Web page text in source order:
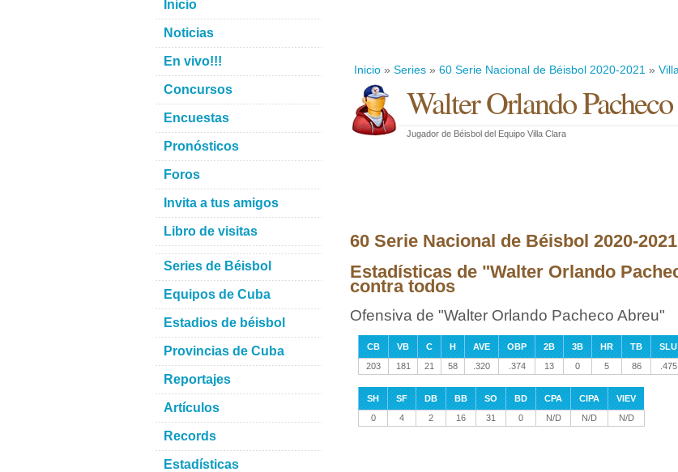
Inicio » Series » 60 Serie Nacional de Béisbol 2020-2021 »
Walter Orlando
Jugador de Béisbol del Equipo Villa Clara
60 Serie Nacional de Béisbol 2020-2021
Estadísticas de "Walter Orlando
contra todos
Ofensiva de "Walter Orlando Pacheco Abreu"
CB VB C H AVE OBP 2B 3B HR TB SLU
203
181 21 58 .320 .374 13 0 5 86 .475
SH SF DB BB SO BD CPA CIPA
VIEV
0
4 2 16 31 0 N/D N/D N/D
Inicio
Noticias
En vivo!!!
Concursos
Encuestas
Pronósticos
Foros
Invita a tus amigos
Libro de visitas
Series de Béisbol
Equipos de Cuba
Estadios de béisbol
Provincias de Cuba
Reportajes
Artículos
Records
Estadísticas